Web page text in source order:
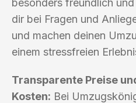
besonders freundlich
dir bei Fragen und
und machen deinen
einem stressfreien
Transparente Preise
Kosten: Bei